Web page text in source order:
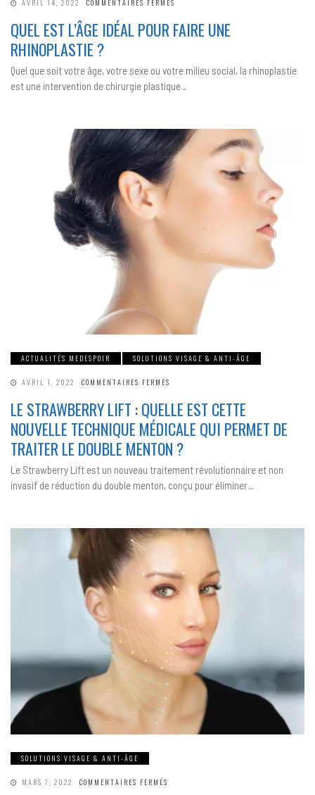
AVRIL 14, 2022 COMMENTAIRES FERMÉS
L’ÂGE
IDÉAL
RHINOPLASTIE
?
QUEL EST L’ÂGE IDÉAL POUR FAIRE UNE
RHINOPLASTIE ?
Quel que soit votre âge, votre sexe ou votre milieu social, la rhinoplastie
est une intervention de chirurgie plastique…
ACTUALITÉS MEDESPOIR SOLUTIONS VISAGE & ANTI-ÂGE
AVRIL 1, 2022 COMMENTAIRES FERMÉS
LIFT
:
QUELLE
EST
CETTE
NOUVELLE
TECHNIQUE
MÉDICALE
QUI
PERMET
DE
?
LE STRAWBERRY LIFT : QUELLE EST CETTE
NOUVELLE TECHNIQUE MÉDICALE QUI PERMET DE
TRAITER LE DOUBLE MENTON ?
Le Strawberry Lift est un nouveau traitement révolutionnaire et non
invasif de réduction du double menton, conçu pour éliminer…
SOLUTIONS VISAGE & ANTI-ÂGE
MARS 7, 2022 COMMENTAIRES FERMÉS